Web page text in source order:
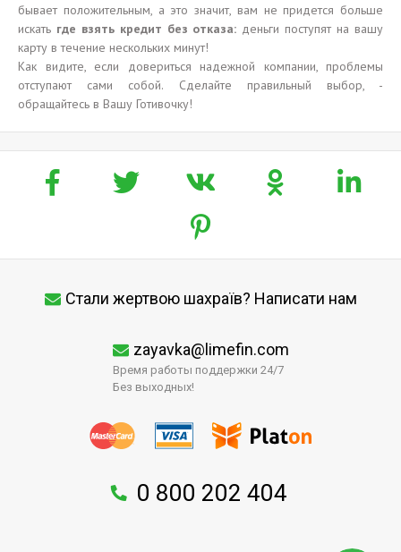
бывает положительным, а это значит, вам не придется больше
искать где взять кредит без отказа: деньги поступят на вашу
карту в течение нескольких минут!
Как видите, если довериться надежной компании, проблемы
отступают сами собой. Сделайте правильный выбор, -
обращайтесь в Вашу Готивочку!
Стали жертвою шахраїв? Написати нам
zayavka@limefin.com
Время работы поддержки 24/7
Без выходных!
0 800 202 404